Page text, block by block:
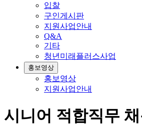
입찰
구인게시판
지원사업안내
Q&A
기타
청년미래플러스사업
홍보영상
홍보영상
지원사업안내
시니어 적합직무